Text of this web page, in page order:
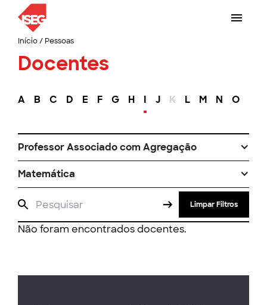
Início/ Pessoas
Docentes
A B C D E F G H I J K L M N O
Professor Associado com Agregação
Matemática
Limpar Filtros
Não foram encontrados docentes.